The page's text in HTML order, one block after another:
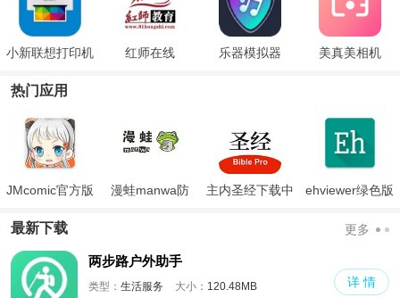
小新联想打印机 红师在线 乐器模拟器 美真美相机
热门应用
JMcomic官方版
漫蛙manwa防
主内圣经下载中
ehviewer绿色版
最新下载 更多
两步路户外助手
类型： 生活服务 大小： 120.48MB
详 情